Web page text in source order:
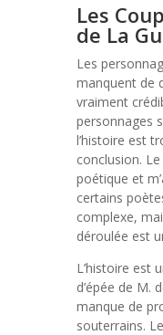
Les
de La
Les
manquent de
vraiment
personnages
l’histoire est
conclusion.
poétique et
certains
complexe,
déroulée est
L’histoire est
d’épée de M.
manque de
souterrains.